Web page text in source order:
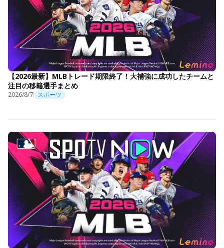
【2026最新】MLBトレード期限終了！大補強に成功したチームと
注目の移籍選手まとめ
2026/8/7 スポーツ